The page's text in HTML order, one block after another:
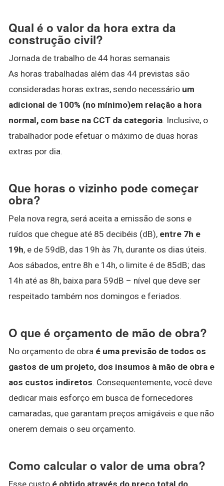
Qual é o valor da hora extra da
construção civil?
Jornada de trabalho de 44 horas semanais
As horas trabalhadas além das 44 previstas são
consideradas horas extras, sendo necessário um
adicional de 100% (no mínimo)em relação a hora
normal, com base na CCT da categoria. Inclusive, o
trabalhador pode efetuar o máximo de duas horas
extras por dia.
Que horas o vizinho pode começar
obra?
Pela nova regra, será aceita a emissão de sons e
ruídos que chegue até 85 decibéis (dB), entre 7h e
19h, e de 59dB, das 19h às 7h, durante os dias úteis.
Aos sábados, entre 8h e 14h, o limite é de 85dB; das
14h até as 8h, baixa para 59dB – nível que deve ser
respeitado também nos domingos e feriados.
O que é orçamento de mão de obra?
No orçamento de obra é uma previsão de todos os
gastos de um projeto, dos insumos à mão de obra e
aos custos indiretos. Consequentemente, você deve
dedicar mais esforço em busca de fornecedores
camaradas, que garantam preços amigáveis e que não
onerem demais o seu orçamento.
Como calcular o valor de uma obra?
Esse custo é obtido através do preço total do